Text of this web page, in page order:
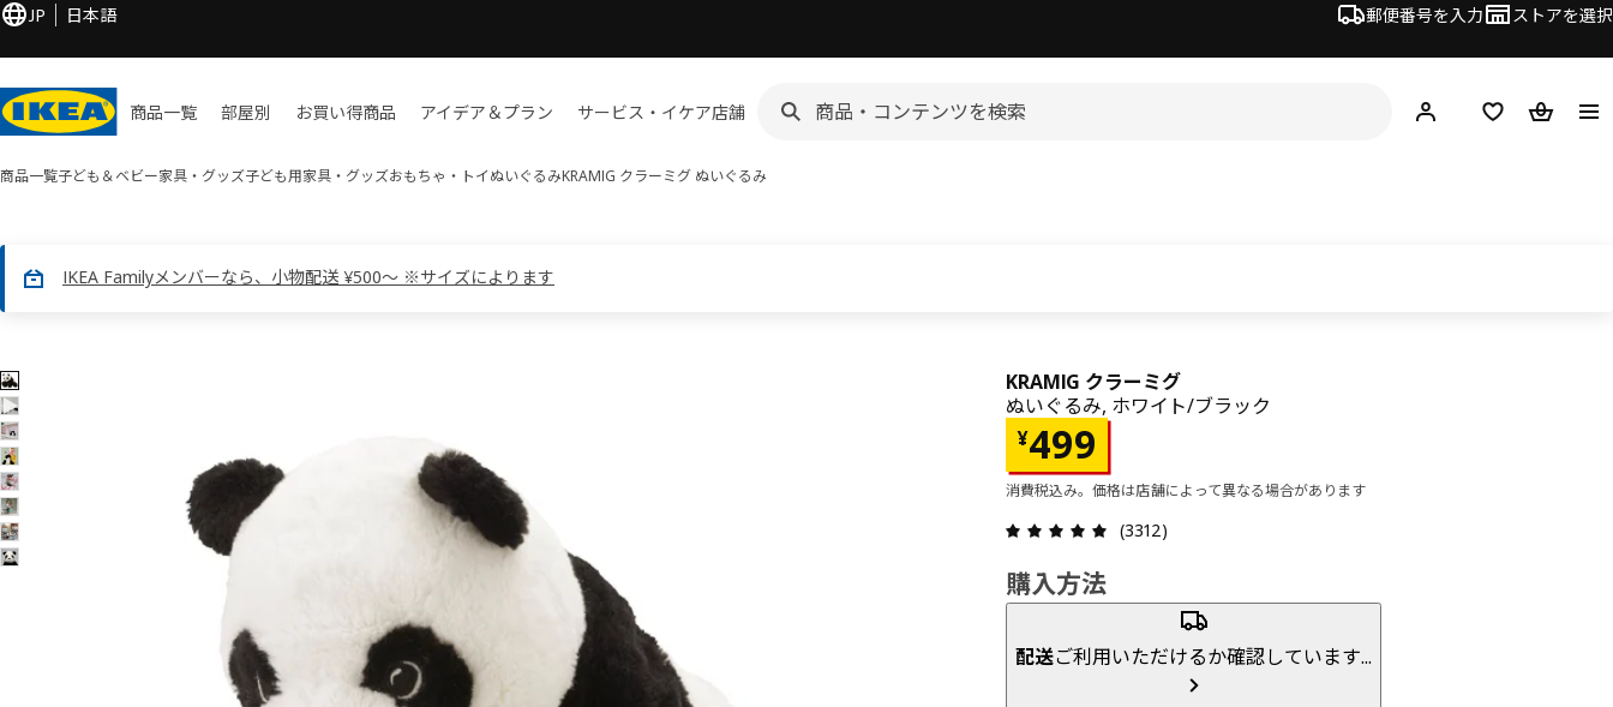
JP 日本語 郵便番号を入力 ストアを選択
商品一覧 部屋別 お買い​得商品 アイデア＆プラン サービス・イケア店舗 ログイン・新規入会
欲しいものリスト
カート
商品一覧子ども＆ベビー家具・グッズ子ども用家具・グッズおもちゃ・トイぬいぐるみKRAMIG クラーミグ ぬいぐるみ
IKEA Familyメンバーなら、小物配送 ¥500～ ※サイズによります
8 KRAMIG クラーミグ画像
スキップ
KRAMIG クラーミグ
ぬいぐるみ, ホワイト/ブラック
¥499
価格 ¥ 499
消費税込み。価格は店舗によって異なる場合があります
(3312)
購入方法
配送ご利用いただけるか確認しています...